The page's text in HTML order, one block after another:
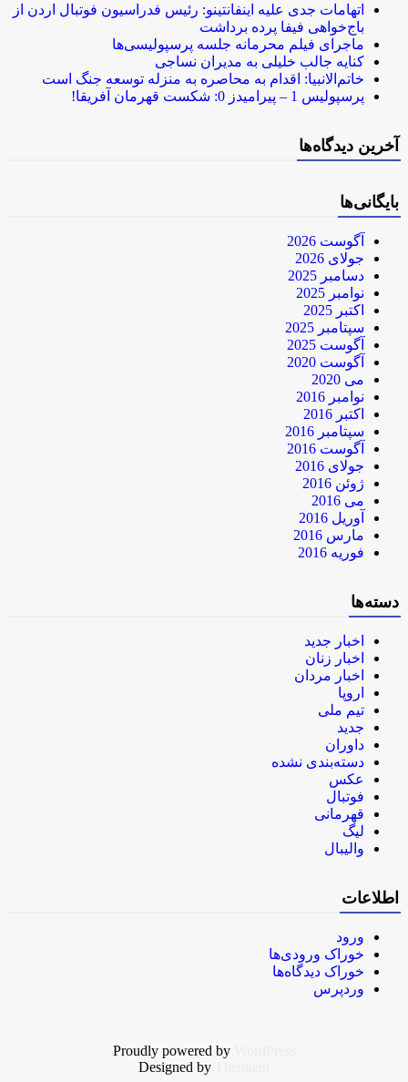
اتهامات جدی علیه اینفانتینو: رئیس فدراسیون فوتبال اردن از
باج‌خواهی فیفا پرده برداشت
ماجرای فیلم محرمانه جلسه پرسپولیسی‌ها
کنایه جالب خلیلی به مدیران نساجی
خاتم‌الانبیا: اقدام به محاصره به منزله توسعه جنگ است
پرسپولیس 1 – پیرامیدز 0: شکست قهرمان آفریقا!
آخرین دیدگاه‌ها
بایگانی‌ها
آگوست 2026
جولای 2026
دسامبر 2025
نوامبر 2025
اکتبر 2025
سپتامبر 2025
آگوست 2025
آگوست 2020
می 2020
نوامبر 2016
اکتبر 2016
سپتامبر 2016
آگوست 2016
جولای 2016
ژوئن 2016
می 2016
آوریل 2016
مارس 2016
فوریه 2016
دسته‌ها
اخبار جدید
اخبار زنان
اخبار مردان
اروپا
تیم ملی
جدید
داوران
دسته‌بندی نشده
عکس
فوتبال
قهرمانی
لیگ
والیبال
اطلاعات
ورود
خوراک ورودی‌ها
خوراک دیدگاه‌ها
وردپرس
Proudly powered by
Designed by